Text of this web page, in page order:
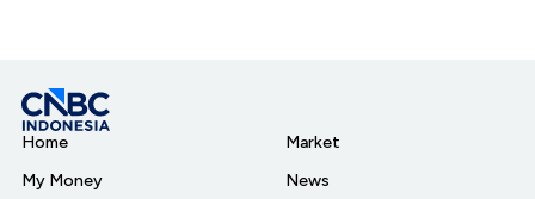
Home
My Money
Market
News